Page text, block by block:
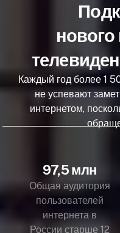
нового
Каждый год более 1
не успевают
интернетом,
97,5 млн
Общая аудитория
пользователей
интернета в
России старше 12